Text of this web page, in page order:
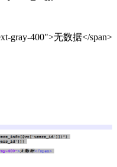
无数据</span>